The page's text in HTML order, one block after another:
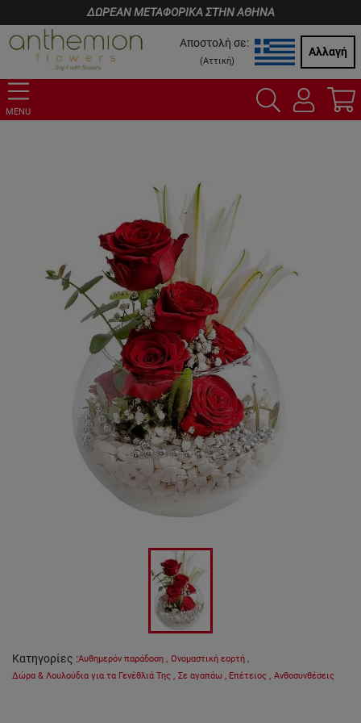
ΔΩΡΕΑΝ ΜΕΤΑΦΟΡΙΚΑ ΣΤΗΝ ΑΘΗΝΑ
Αποστολή σε:
(Αττική)
Αλλαγή
MENU
Κατηγορίες :Αυθημερόν παράδοση , Ονομαστική εορτή ,
Δώρα & Λουλούδια για τα Γενέθλιά Της , Σε αγαπάω , Επέτειος , Ανθοσυνθέσεις